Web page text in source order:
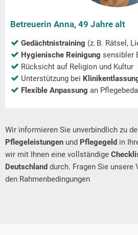
Betreuerin Anna, 49 Jahre alt
Gedächtnistraining (z. B. Rätsel,
Hygienische Reinigung sensibler
Rücksicht auf Religion und Kultur
Unterstützung bei
Flexible Anpassung an
Wir informieren Sie unverbindlich zu
Pflegeleistungen und Pflegegeld in
wir mit Ihnen eine vollständige
Deutschland durch. Fragen Sie
den Rahmenbedingungen